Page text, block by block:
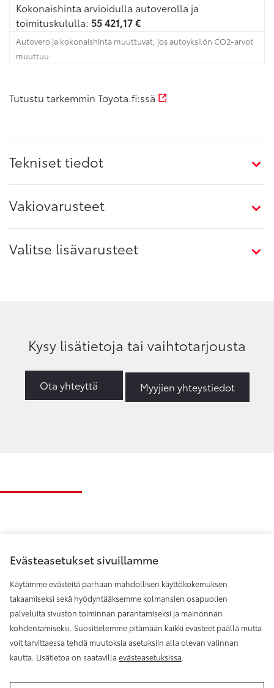
Kokonaishinta arvioidulla autoverolla ja
toimituskululla: 55 421,17€
Autovero ja kokonaishinta muuttuvat, jos autoyksilön CO2-arvot
muuttuu
Tutustu tarkemmin Toyota.fi:ssä
Tekniset tiedot
Vakiovarusteet
Valitse lisävarusteet
Kysy lisätietoja tai vaihtotarjousta
Ota yhteyttä Myyjien yhteystiedot
Toyota Helsinki
Evästeasetukset sivuillamme
Käytämme evästeitä parhaan mahdollisen käyttökokemuksen
takaamiseksi sekä hyödyntääksemme kolmansien osapuolien
palveluita sivuston toiminnan parantamiseksi ja mainonnan
kohdentamiseksi. Suosittelemme pitämään kaikki evästeet päällä mutta
voit tarvittaessa tehdä muutoksia asetuksiin alla olevan valinnan
kautta. Lisätietoa on saatavilla evästeasetuksissa.